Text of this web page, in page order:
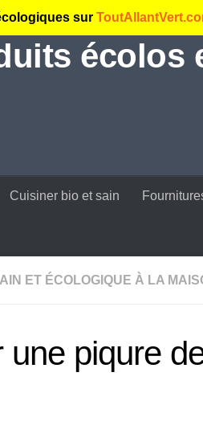
sur
écolos
Cuisiner bio et sain
ET ÉCOLOGIQUE À LA
piqure